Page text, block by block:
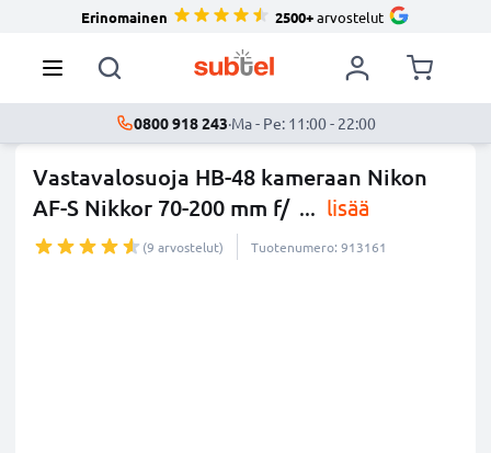
Erinomainen 2500+arvostelut
0800 918 243·Ma - Pe: 11:00 - 22:00
Vastavalosuoja HB-48 kameraan Nikon
AF-S Nikkor 70-200 mm f/ ... lisää
(9 arvostelut) Tuotenumero: 913161